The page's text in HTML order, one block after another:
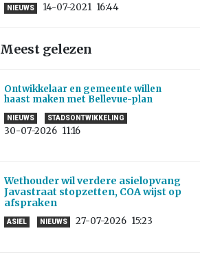
NIEUWS 14-07-2021 16:44
Meest gelezen
Ontwikkelaar en gemeente willen
haast maken met Bellevue-plan
NIEUWS STADSONTWIKKELING
30-07-2026 11:16
Wethouder wil verdere asielopvang
Javastraat stopzetten, COA wijst op
afspraken
ASIEL NIEUWS 27-07-2026 15:23